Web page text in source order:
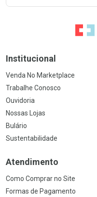
Ir para
Institucional
Venda No Marketplace
Trabalhe Conosco
Ouvidoria
Nossas Lojas
Bulário
Sustentabilidade
Atendimento
Como Comprar no Site
Formas de Pagamento